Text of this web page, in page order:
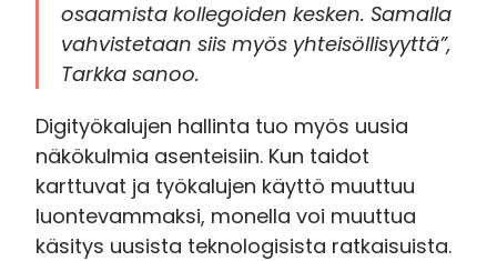
osaamista kollegoiden kesken. Samalla
vahvistetaan siis myös yhteisöllisyyttä”,
Tarkka sanoo.
Digityökalujen hallinta tuo myös uusia
näkökulmia asenteisiin. Kun taidot
karttuvat ja työkalujen käyttö muuttuu
luontevammaksi, monella voi muuttua
käsitys uusista teknologisista ratkaisuista.